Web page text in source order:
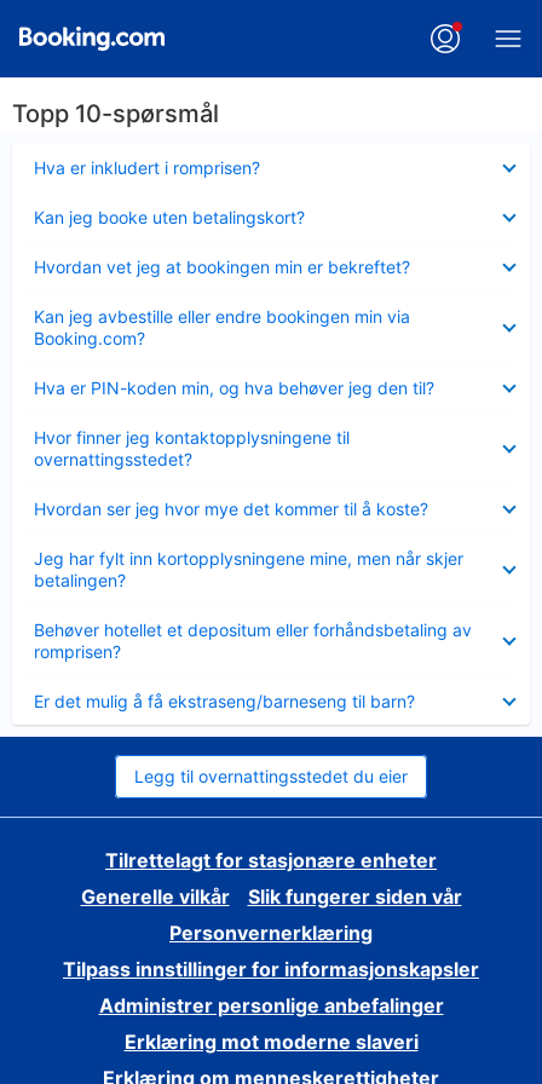
Topp 10-spørsmål
Hva er inkludert i romprisen?
mindre
Kan jeg booke uten betalingskort?
mindre
Hvordan vet jeg at bookingen min er bekreftet?
mindre
Kan jeg avbestille eller endre bookingen min via
Booking.com?
mindre
Hva er PIN-koden min, og hva behøver jeg den til?
mindre
Hvor finner jeg kontaktopplysningene til
overnattingsstedet?
mindre
Hvordan ser jeg hvor mye det kommer til å koste?
mindre
Jeg har fylt inn kortopplysningene mine, men når skjer
betalingen?
mindre
Behøver hotellet et depositum eller forhåndsbetaling av
romprisen?
mindre
Er det mulig å få ekstraseng/barneseng til barn?
mindre
Legg til overnattingsstedet du eier
Tilrettelagt for stasjonære enheter
Generelle vilkår
Slik fungerer siden vår
Personvernerklæring
Tilpass innstillinger for informasjonskapsler
Administrer personlige anbefalinger
Erklæring mot moderne slaveri
Erklæring om menneskerettigheter